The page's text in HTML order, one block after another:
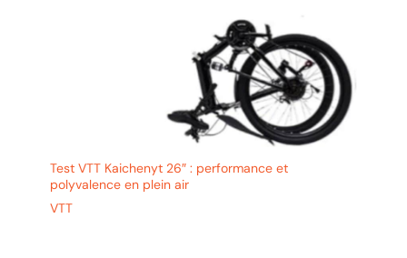
Test VTT Kaichenyt 26″ : performance et
polyvalence en plein air
VTT